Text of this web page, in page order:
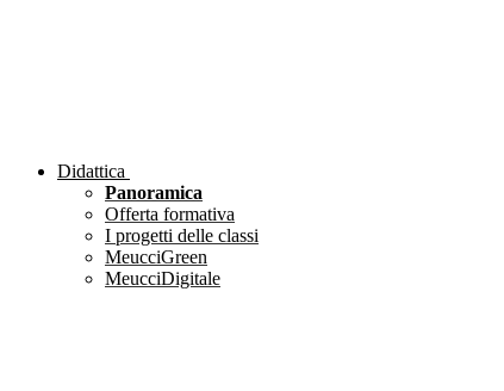
Didattica
Panoramica
Offerta formativa
I progetti delle classi
MeucciGreen
MeucciDigitale